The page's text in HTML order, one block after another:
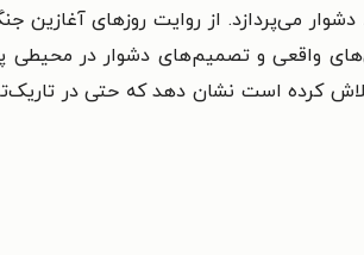
می‌پردازد. از روایت روزهای آغازین
واقعی و تصمیم‌های دشوار در محیطی
تلاش کرده است نشان دهد که حتی در